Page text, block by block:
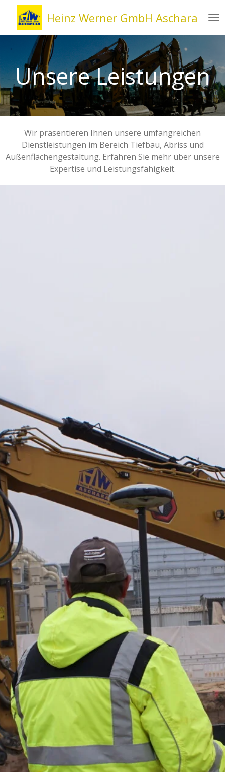
Hauptinhalt
springen
Heinz Werner GmbH Aschara
Unsere Leistungen
Wir präsentieren Ihnen unsere umfangreichen
Dienstleistungen im Bereich Tiefbau, Abriss und
Außenflächengestaltung. Erfahren Sie mehr über unsere
Expertise und Leistungsfähigkeit.